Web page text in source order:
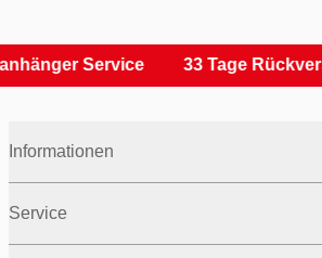
Service 33 Tage
Informationen
Service